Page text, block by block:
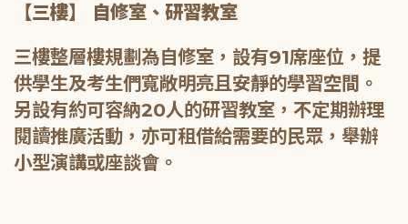
【三樓】 自修室、研習教室
三樓整層樓規劃為自修室，設有91席座位，提
供學生及考生們寬敞明亮且安靜的學習空間。
另設有約可容納20人的研習教室，不定期辦理
閱讀推廣活動，亦可租借給需要的民眾，舉辦
小型演講或座談會。